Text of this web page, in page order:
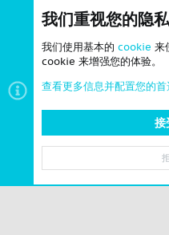
我们重视您的隐私
我们使用基本的 cookie 来
cookie 来增强您的体验。
查看更多信息并配置您的首
接